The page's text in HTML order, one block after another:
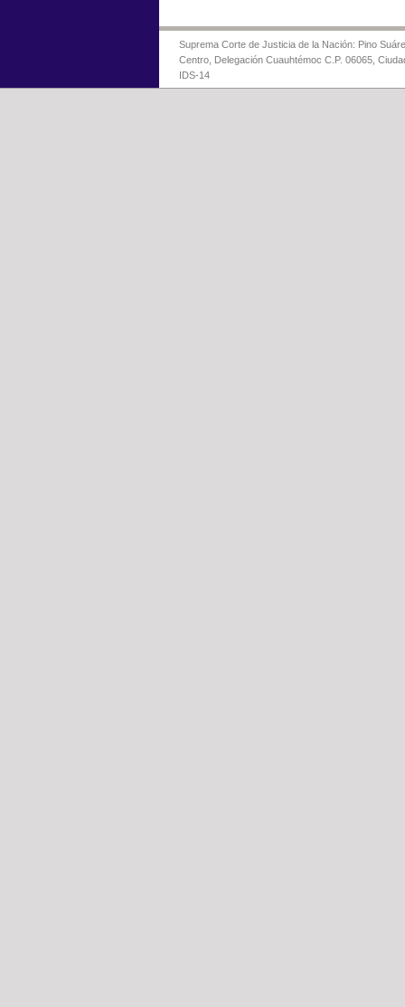
Suprema Corte de Justicia de la Nación: Pino
Centro, Delegación Cuauhtémoc C.P. 06065,
IDS-14